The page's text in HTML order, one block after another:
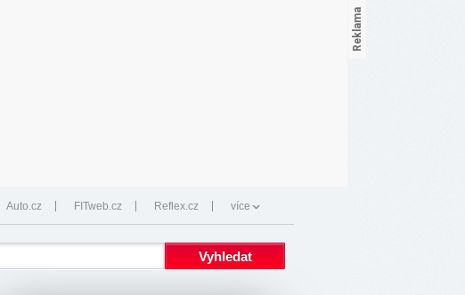
Auto.cz FITweb.cz Reflex.cz více